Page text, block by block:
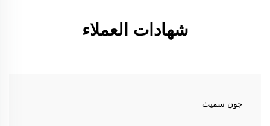
شهادات العملاء
جون سميث